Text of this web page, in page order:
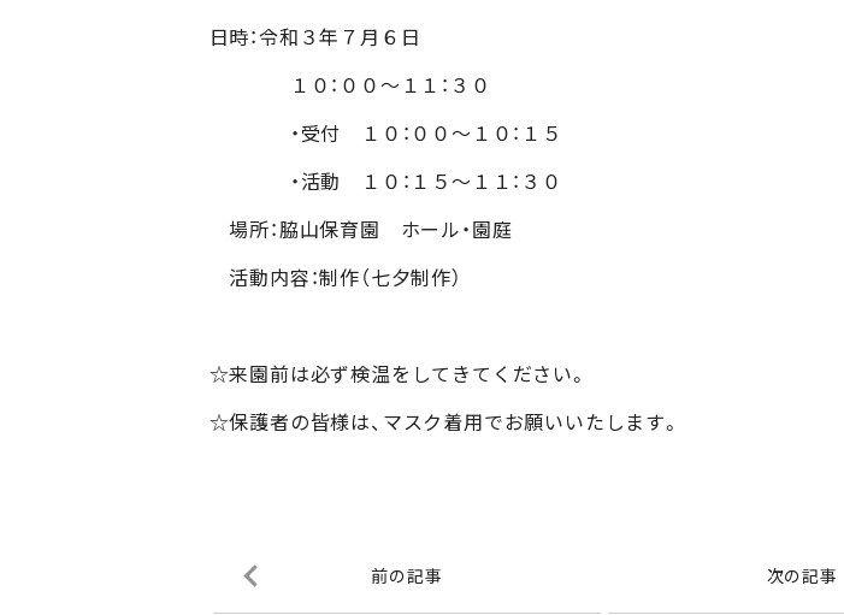
日時：令和３年７月６日
１０：００～１１：３０
・受付 １０：００～１０：１５
・活動 １０：１５～１１：３０
場所：脇山保育園 ホール・園庭
活動内容：制作（七夕制作）
☆来園前は必ず検温をしてきてください。
☆保護者の皆様は、マスク着用でお願いいたします。
前の記事 次の記事